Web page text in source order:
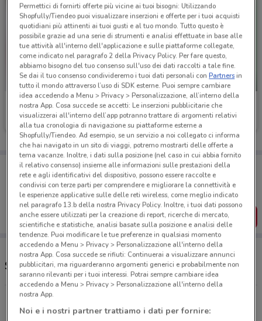
Conad City
Scade mercoledì 992 m
NUOVO
Conad City
Scade mercoledì
Porta DoveConviene sempre con te!
Puoi trovare le migliori offerte dei negozi vicino a te,
salvarle e creare la tua lista del risparmio, comodamente
dal tuo cellulare.
SCARICA L’APP
Supermercati e orari Conad City
Via Berlinguer 13 Alghero
991 m
CHIUSO
Permettici di fornirti offerte più vicine ai tuoi bisogni: Utilizzando
Shopfully/Tiendeo puoi visualizzare inserzioni e offerte per i tuoi acquisti
quotidiani più attinenti ai tuoi gusti e al tuo mondo. Tutto questo è
possibile grazie ad una serie di strumenti e analisi effettuate in base alle
tue attività all'interno dell'applicazione e sulle piattaforme collegate,
come indicato nel paragrafo 2 della Privacy Policy. Per fare questo,
abbiamo bisogno del tuo consenso sull'uso dei dati raccolti a tale fine.
Se dai il tuo consenso condivideremo i tuoi dati personali conPartnersin
tutto il mondo attraverso l’uso di SDK esterne. Puoi sempre cambiare
idea accedendo a Menu > Privacy > Personalizzazione, all’interno della
nostra App. Cosa succede se accetti: Le inserzioni pubblicitarie che
visualizzerai all'interno dell’app potranno trattare di argomenti relativi
alla tua cronologia di navigazione su piattaforme esterne a
Shopfully/Tiendeo. Ad esempio, se un servizio a noi collegato ci informa
che hai navigato in un sito di viaggi, potremo mostrarti delle offerte a
tema vacanze. Inoltre, i dati sulla posizione (nel caso in cui abbia fornito
il relativo consenso) insieme alle informazioni sulle prestazioni della
rete e agli identificativi del dispositivo, possono essere raccolte e
condivisi con terze parti per comprendere e migliorare la connettività e
le esperienze applicative sulle delle reti wireless, come meglio indicato
nel paragrafo 13.b della nostra Privacy Policy. Inoltre, i tuoi dati possono
anche essere utilizzati per la creazione di report, ricerche di mercato,
scientifiche e statistiche, analisi basate sulla posizione e analisi delle
tendenze. Puoi modificare le tue preferenze in qualsiasi momento
accedendo a Menu > Privacy > Personalizzazione all'interno della
nostra App. Cosa succede se rifiuti: Continuerai a visualizzare annunci
pubblicitari, ma riguarderanno argomenti generici e probabilmente non
saranno rilevanti per i tuoi interessi. Potrai sempre cambiare idea
accedendo a Menu > Privacy > Personalizzazione all'interno della
nostra App.
Noi e i nostri partner trattiamo i dati per fornire: